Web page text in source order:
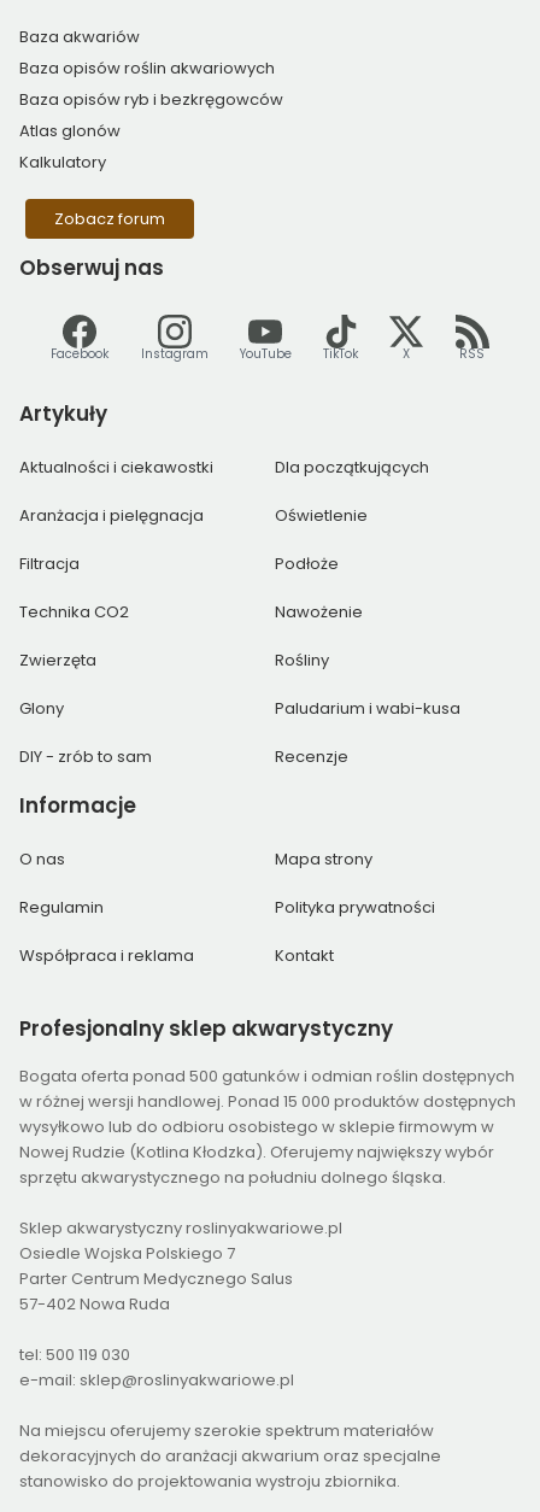
Baza akwariów
Baza opisów roślin akwariowych
Baza opisów ryb i bezkręgowców
Atlas glonów
Kalkulatory
Zobacz forum
Obserwuj nas
Facebook Instagram YouTube TikTok X RSS
Artykuły
Aktualności i ciekawostki Dla początkujących
Aranżacja i pielęgnacja Oświetlenie
Filtracja Podłoże
Technika CO2 Nawożenie
Zwierzęta Rośliny
Glony Paludarium i wabi-kusa
DIY - zrób to sam Recenzje
Informacje
O nas Mapa strony
Regulamin Polityka prywatności
Współpraca i reklama Kontakt
Profesjonalny sklep akwarystyczny
Bogata oferta ponad 500 gatunków i odmian roślin dostępnych
w różnej wersji handlowej. Ponad 15 000 produktów dostępnych
wysyłkowo lub do odbioru osobistego w sklepie firmowym w
Nowej Rudzie (Kotlina Kłodzka). Oferujemy największy wybór
sprzętu akwarystycznego na południu dolnego śląska.
Sklep akwarystyczny roslinyakwariowe.pl
Osiedle Wojska Polskiego 7
Parter Centrum Medycznego Salus
57-402 Nowa Ruda
tel: 500 119 030
e-mail: sklep@roslinyakwariowe.pl
Na miejscu oferujemy szerokie spektrum materiałów
dekoracyjnych do aranżacji akwarium oraz specjalne
stanowisko do projektowania wystroju zbiornika.